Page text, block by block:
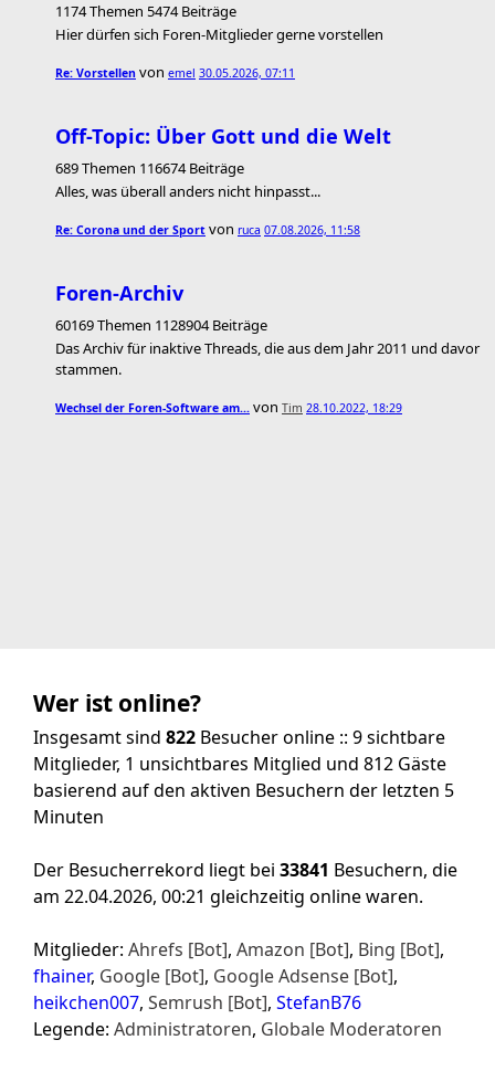
1174 Themen 5474 Beiträge
Hier dürfen sich Foren-Mitglieder gerne vorstellen
Re: Vorstellen von emel 30.05.2026, 07:11
Off-Topic: Über Gott und die Welt
689 Themen 116674 Beiträge
Alles, was überall anders nicht hinpasst...
Re: Corona und der Sport von ruca 07.08.2026, 11:58
Foren-Archiv
60169 Themen 1128904 Beiträge
Das Archiv für inaktive Threads, die aus dem Jahr 2011 und davor
stammen.
Wechsel der Foren-Software am… von Tim 28.10.2022, 18:29
Wer ist online?
Insgesamt sind 822 Besucher online :: 9 sichtbare
Mitglieder, 1 unsichtbares Mitglied und 812 Gäste
basierend auf den aktiven Besuchern der letzten 5
Minuten
Der Besucherrekord liegt bei 33841 Besuchern, die
am 22.04.2026, 00:21 gleichzeitig online waren.
Mitglieder: Ahrefs [Bot], Amazon [Bot], Bing [Bot],
fhainer, Google [Bot], Google Adsense [Bot],
heikchen007, Semrush [Bot], StefanB76
Legende: Administratoren, Globale Moderatoren